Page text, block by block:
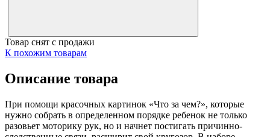
Товар снят с продажи
К похожим товарам
Описание товара
При помощи красочных картинок «Что за чем?», которые
нужно собрать в определенном порядке ребенок не только
разовьет моторику рук, но и начнет постигать причинно-